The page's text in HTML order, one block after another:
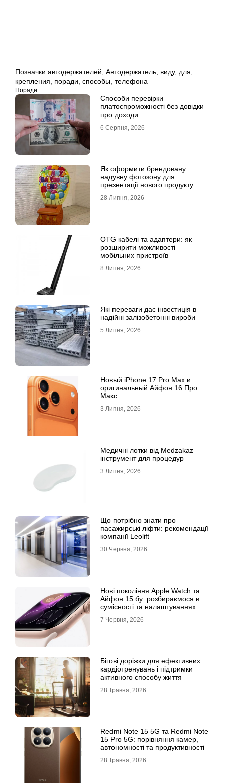
Позначки:автодержателей Автодержатель виду, для
крепления
поради способы телефона
Поради
Способи перевірки
платоспроможності без довідки
про доходи
6 Серпня, 2026
Як оформити брендовану
надувну фотозону для
презентації нового продукту
28 Липня, 2026
OTG кабелі та адаптери: як
розширити можливості
мобільних пристроїв
8 Липня, 2026
Які переваги дає інвестиція в
надійні залізобетонні вироби
5 Липня, 2026
Новый iPhone 17 Pro Max и
оригинальный Айфон 16 Про
Макс
3 Липня, 2026
Медичні лотки від Medzakaz –
інструмент для процедур
3 Липня, 2026
Що потрібно знати про
пасажирські ліфти: рекомендації
компанії Leolift
30 Червня, 2026
Нові покоління Apple Watch та
Айфон 15 бу: розбираємося в
сумісності та налаштуваннях
7 Червня, 2026
Бігові доріжки для ефективних
кардіотренувань і підтримки
активного способу життя
28 Травня, 2026
Redmi Note 15 5G та Redmi Note
15 Pro 5G: порівняння камер,
автономності та продуктивності
28 Травня, 2026